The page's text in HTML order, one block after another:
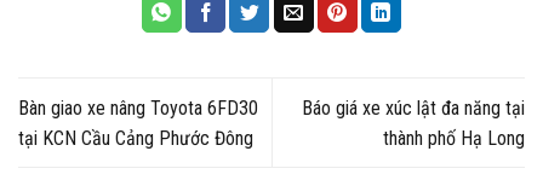
Bàn giao xe nâng Toyota 6FD30
tại KCN Cầu Cảng Phước Đông
Báo giá xe xúc lật đa năng tại
thành phố Hạ Long